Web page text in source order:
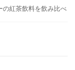
の紅茶飲料を飲み比べ